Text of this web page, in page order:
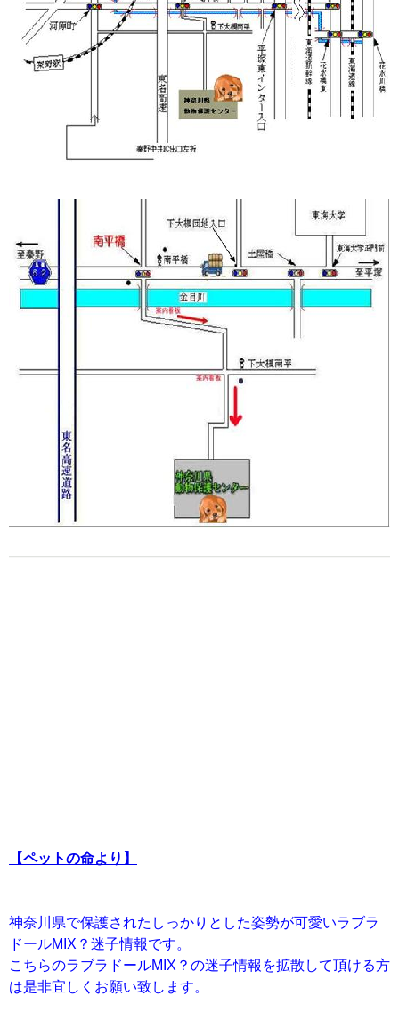
【ペットの命より】
神奈川県で保護されたしっかりとした姿勢が可愛いラブラ
ドールMIX？迷子情報です。
こちらのラブラドールMIX？の迷子情報を拡散して頂ける方
は是非宜しくお願い致します。